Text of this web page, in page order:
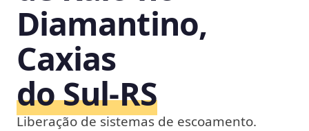
Diamantino,
Caxias
do Sul‑RS
Liberação de sistemas de escoamento.